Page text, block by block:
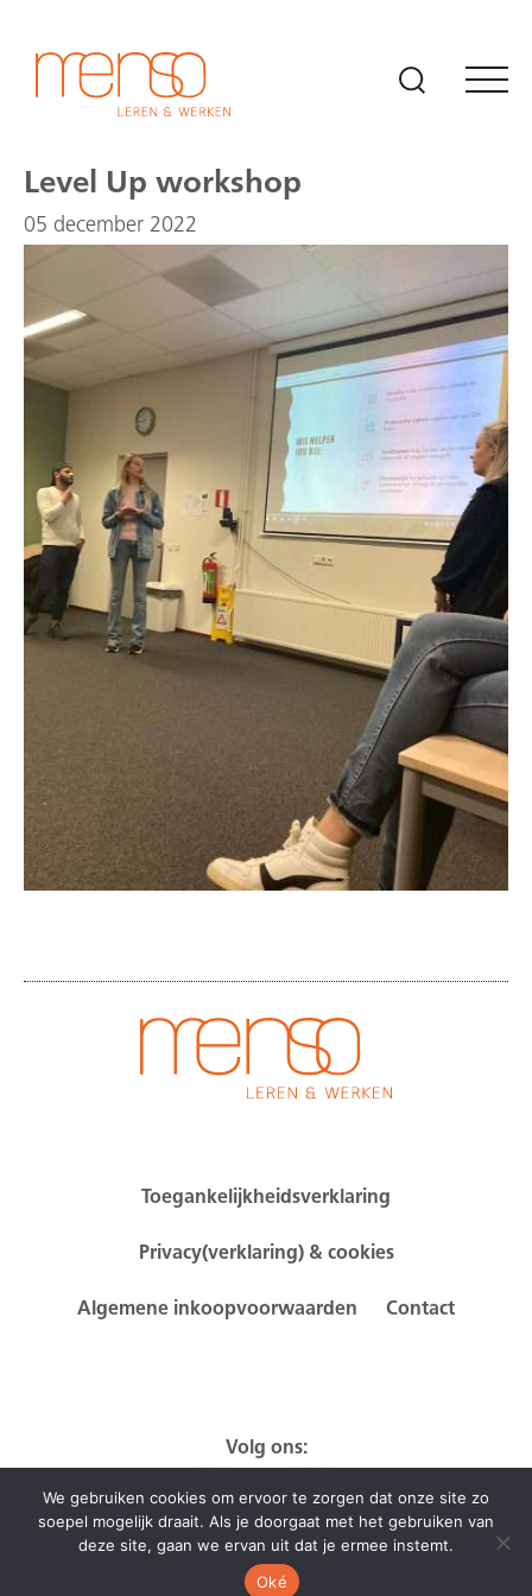
Level Up workshop
05 december 2022
Toegankelijkheidsverklaring
Privacy(verklaring) & cookies
Algemene inkoopvoorwaarden Contact
Volg ons:
We gebruiken cookies om ervoor te zorgen dat onze site zo
soepel mogelijk draait. Als je doorgaat met het gebruiken van
deze site, gaan we ervan uit dat je ermee instemt.
Oké